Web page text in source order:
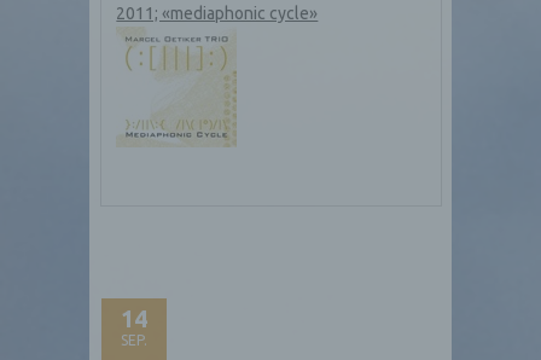
2011; «mediaphonic cycle»
14
SEP.